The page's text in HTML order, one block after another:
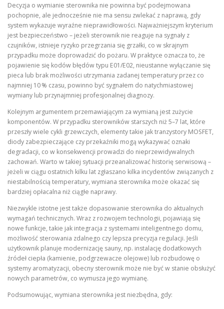
Decyzja o wymianie sterownika nie powinna być podejmowana
pochopnie, ale jednocześnie nie ma sensu zwlekać z naprawą, gdy
system wykazuje wyraźne nieprawidłowości. Najważniejszym kryterium
jest bezpieczeństwo – jeżeli sterownik nie reaguje na sygnały z
czujników, istnieje ryzyko przegrzania się grzałki, co w skrajnym
przypadku może doprowadzić do pożaru. W praktyce oznacza to, że
pojawienie się kodów błędów typu E01/E02, nieustanne wyłączanie się
pieca lub brak możliwości utrzymania zadanej temperatury przez co
najmniej 10 % czasu, powinno być sygnałem do natychmiastowej
wymiany lub przynajmniej profesjonalnej diagnozy.
Kolejnym argumentem przemawiającym za wymianą jest zużycie
komponentów. W przypadku sterowników starszych niż 5–7 lat, które
przeszły wiele cykli grzewczych, elementy takie jak tranzystory MOSFET,
diody zabezpieczające czy przekaźniki mogą wykazywać oznaki
degradacji, co w konsekwencji prowadzi do nieprzewidywalnych
zachowań. Warto w takiej sytuacji przeanalizować historię serwisową –
jeżeli w ciągu ostatnich kilku lat zgłaszano kilka incydentów związanych z
niestabilnością temperatury, wymiana sterownika może okazać się
bardziej opłacalna niż ciągłe naprawy.
Niezwykle istotne jest także dopasowanie sterownika do aktualnych
wymagań technicznych. Wraz z rozwojem technologii, pojawiają się
nowe funkcje, takie jak integracja z systemami inteligentnego domu,
możliwość sterowania zdalnego czy lepsza precyzja regulacji. Jeśli
użytkownik planuje modernizację sauny, np. instalację dodatkowych
źródeł ciepła (kamienie, podgrzewacze olejowe) lub rozbudowę o
systemy aromatyzacji, obecny sterownik może nie być w stanie obsłużyć
nowych parametrów, co wymusza jego wymianę.
Podsumowując, wymiana sterownika jest niezbędna, gdy: